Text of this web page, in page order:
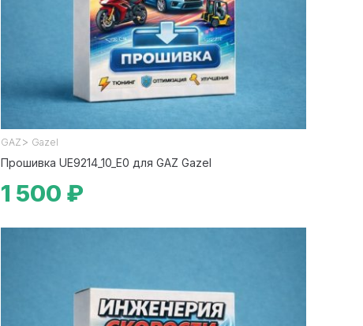
GAZ > Gazel
Прошивка UE9214_10_E0 для GAZ Gazel
1 500 ₽